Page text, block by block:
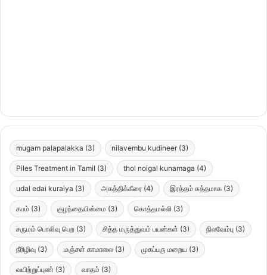
mugam palapalakka (3) nilavembu kudineer (3)
Piles Treatment in Tamil (3) thol noigal kunamaga (4)
udal edai kuraiya (3) அகத்திக்கீரை (4) இரத்தம் சுத்தமாக (3)
கபம் (3) குழந்தையின்மை (3) கொத்தமல்லி (3)
சருமம் பொலிவு பெற (3) சித்த மருத்துவம் பயன்கள் (3) நிலவேம்பு (3)
நீரிழிவு (3) மஞ்சள் காமாலை (3) முகப்பரு மறைய (3)
வயிற்றுப்புண் (3) வாதம் (3)